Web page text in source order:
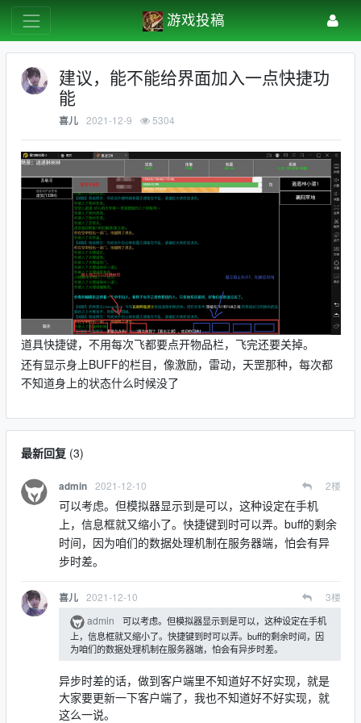
游戏投稿
建议，能不能给界面加入一点快捷功
能
喜儿 2021-12-9 5304
道具快捷键，不用每次飞都要点开物品栏，飞完还要关掉。
还有显示身上BUFF的栏目，像激励，雷动，天罡那种，每次都
不知道身上的状态什么时候没了
最新回复(3)
admin 2021-12-10 2楼
可以考虑。但模拟器显示到是可以，这种设定在手机
上，信息框就又缩小了。快捷键到时可以弄。buff的剩余
时间，因为咱们的数据处理机制在服务器端，怕会有异
步时差。
喜儿 2021-12-10 3楼
admin
可以考虑。但模拟器显示到是可以，这种设定在手机
上，信息框就又缩小了。快捷键到时可以弄。buff的剩余时间，因
为咱们的数据处理机制在服务器端，怕会有异步时差。
异步时差的话，做到客户端里不知道好不好实现，就是
大家要更新一下客户端了，我也不知道好不好实现，就
这么一说。